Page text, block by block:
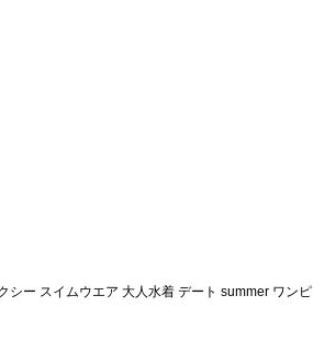
シー スイムウエア 大人水着 デート summer ワンピ